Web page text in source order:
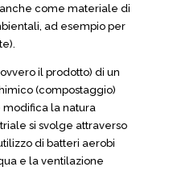
come materiale di
ad esempio per
il prodotto) di un
(compostaggio)
modifica la natura
si svolge attraverso
di batteri aerobi
e la ventilazione